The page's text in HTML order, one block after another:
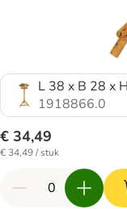
L 38 x B 28 x
1918866.0
€ 34,49
€ 34,49 / stuk